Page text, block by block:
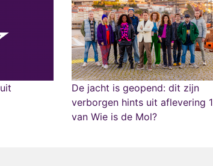
De jacht is geopend: dit zijn
verborgen hints uit aflevering 1
van Wie is de Mol?